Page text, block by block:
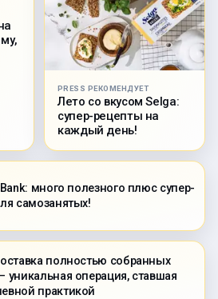
PRESS РЕКОМЕНДУЕТ
Лето со вкусом Selga:
супер-рецепты на
каждый день!
Bank: много полезного плюс супер-
самозанятых!
полностью собранных
уникальная операция, ставшая
практикой